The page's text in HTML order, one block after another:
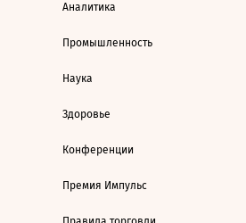
Аналитика
Промышленность
Наука
Здоровье
Конференции
Премия Импульс